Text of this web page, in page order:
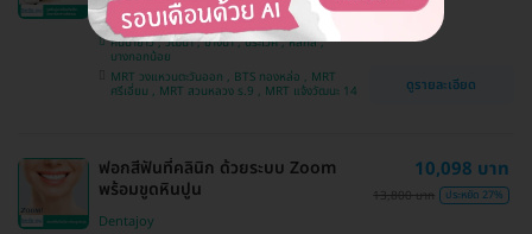
Dentajoy
คันนายาว , วัฒนา , บางนา , ประเวศ , หลักสี่ ,
บางกอกน้อย
MRT วงแหวนตะวันออก , BTS ทองหล่อ , MRT
ศรีเอี่ยม , MRT สวนหลวง ร.9 , MRT แจ้งวัฒนะ 14 ดูรายละเอียด
ฟอกสีฟันที่คลินิก ด้วยระบบ Zoom
พร้อมขูดหินปูน
Dentajoy
10,098 บาท
13,800 บาท ประหยัด 27%